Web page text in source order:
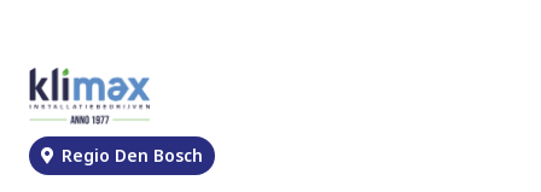
Regio Den Bosch